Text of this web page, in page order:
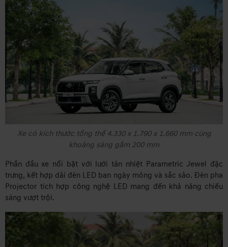
Xe có kích thước tổng thể 4.330 x 1.790 x 1.660 mm cùng
khoảng sáng gầm 200 mm
Phần đầu xe nổi bật với lưới tản nhiệt Parametric Jewel đặc
trưng, kết hợp dải đèn LED ban ngày mỏng và sắc sảo. Đèn pha
Projector tích hợp công nghệ LED mang đến khả năng chiếu
sáng vượt trội.